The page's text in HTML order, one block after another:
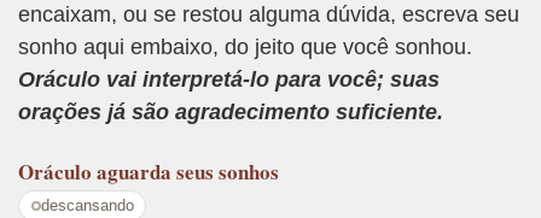
encaixam, ou se restou alguma dúvida, escreva seu
sonho aqui embaixo, do jeito que você sonhou.
Oráculo vai interpretá-lo para você; suas
orações já são agradecimento suficiente.
Oráculo aguarda seus sonhos
descansando